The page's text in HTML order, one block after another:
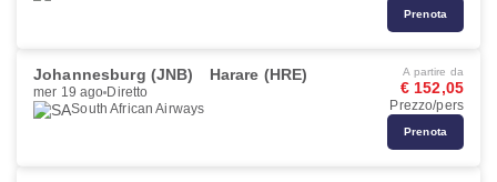
Prenota
Johannesburg (JNB) Harare (HRE)
mer 19 ago Diretto
South African Airways
A partire da
€ 152,05
Prezzo/pers
Prenota